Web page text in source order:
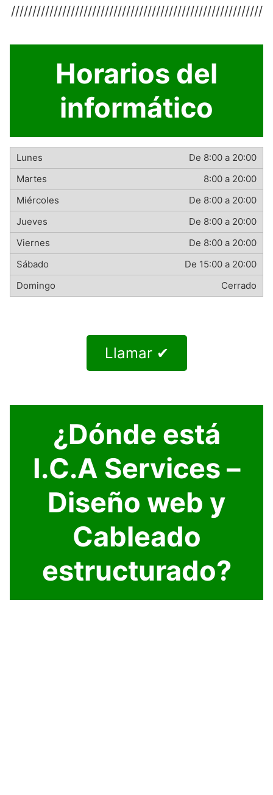
///////////////////////////////////////////////////////////
Horarios del
informático
De 8:00 a 20:00
8:00 a 20:00
De 8:00 a 20:00
De 8:00 a 20:00
De 8:00 a 20:00
De 15:00 a 20:00
Cerrado
Llamar ✔
¿Dónde está
I.C.A Services –
Diseño web y
Cableado
estructurado?